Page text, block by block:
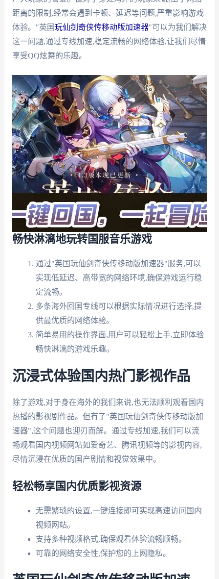
距离的限制,经常会遇到卡顿、延迟等问题,严重影响游戏
体验。"英国玩仙剑奇侠传移动版加速器"可以为我们解决
这一问题,通过专线加速,稳定流畅的网络体验,让我们尽情
享受QQ炫舞的乐趣。
畅快淋漓地玩转国服音乐游戏
通过"英国玩仙剑奇侠传移动版加速器"服务,可以
实现低延迟、高带宽的网络环境,确保游戏运行稳
定流畅。
多条海外回国专线可以根据实际情况进行选择,提
供最优质的网络体验。
简单易用的操作界面,用户可以轻松上手,立即体验
畅快淋漓的游戏乐趣。
沉浸式体验国内热门影视作品
除了游戏,对于身在海外的我们来说,也无法顺利观看国内
热播的影视剧作品。但有了"英国玩仙剑奇侠传移动版加
速器",这个问题也迎刃而解。通过专线加速,我们可以流
畅观看国内视频网站如爱奇艺、腾讯视频等的影视内容,
尽情沉浸在优质的国产剧情和视觉效果中。
轻松畅享国内优质影视资源
无需繁琐的设置,一键连接即可实现高速访问国内
视频网站。
支持多种视频格式,确保观看体验流畅顺畅。
可靠的网络安全性,保护您的上网隐私。